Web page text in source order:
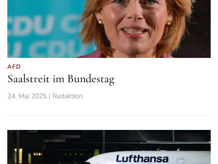
AFD
Saalstreit im Bundestag
24. Mai 2025 | Redaktion